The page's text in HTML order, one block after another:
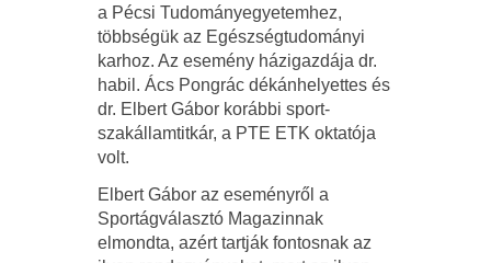
a Pécsi Tudományegyetemhez,
többségük az Egészségtudományi
karhoz. Az esemény házigazdája dr.
habil. Ács Pongrác dékánhelyettes és
dr. Elbert Gábor korábbi sport-
szakállamtitkár, a PTE ETK oktatója
volt.
Elbert Gábor az eseményről a
Sportágválasztó Magazinnak
elmondta, azért tartják fontosnak az